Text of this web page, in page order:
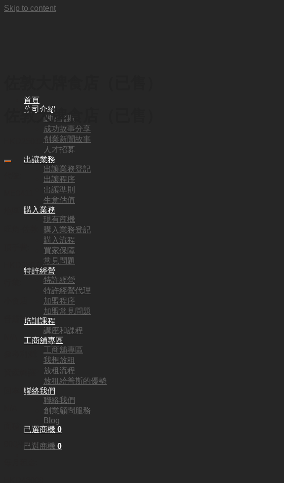
Skip to content
首頁
公司介紹
關於普斯
成功故事分享
創業新聞故事
人才招募
出讓業務
出讓業務登記
出讓程序
出讓準則
生意估值
購入業務
現有商機
購入業務登記
購入流程
買家保障
常見問題
特許經營
特許經營
特許經營代理
加盟程序
加盟常見問題
培訓課程
講座和課程
工商舖專區
工商舖專區
我想放租
放租流程
放租給普斯的優勢
聯絡我們
聯絡我們
創業顧問服務
Blog
已選商機 0
已選商機 0
佐敦大牌食店（已售）
250,000
250,000
營業額:
回本期:
800平方呎